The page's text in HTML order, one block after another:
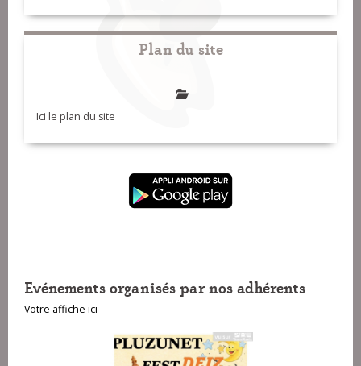
Plan du site
Ici le plan du site
Evénements organisés par nos adhérents
Votre affiche ici